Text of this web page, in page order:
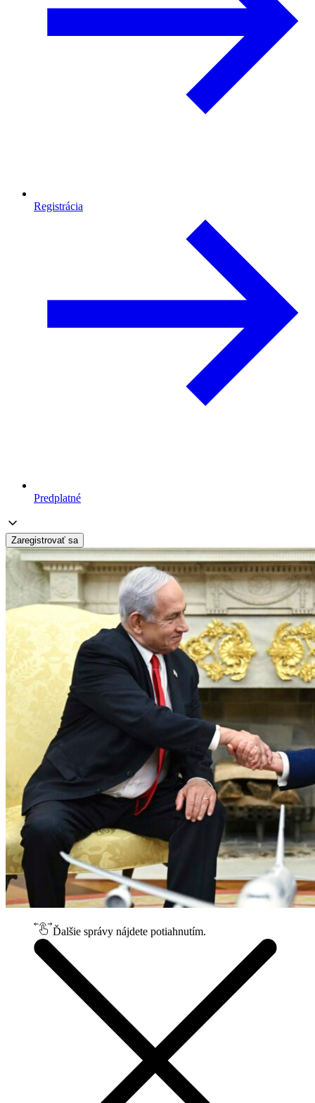
Registrácia
Predplatné
Zaregistrovať sa
Ďalšie správy nájdete potiahnutím.